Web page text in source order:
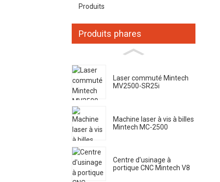
Produits
Produits phares
Laser commuté Mintech
MV2500-SR25i
Machine laser à vis à billes
Mintech MC-2500
Centre d'usinage à
portique CNC Mintech V8